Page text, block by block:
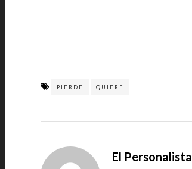
PIERDE QUIERE
El Personalista